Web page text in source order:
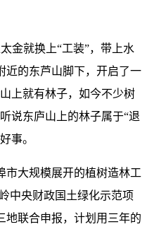
金就换上“工装”，带上水
近的东芦山脚下，开启了一
上就有林子，如今不少树
说东庐山上的林子属于“退
事。
市大规模展开的植树造林工
中央财政国土绿化示范项
地联合申报，计划用三年的